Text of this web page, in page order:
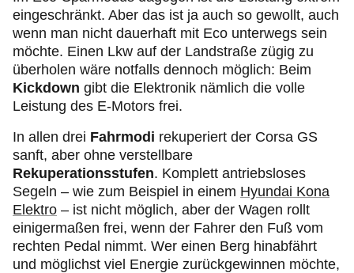
eingeschränkt. Aber das ist ja auch so gewollt, auch
wenn man nicht dauerhaft mit Eco unterwegs sein
möchte. Einen Lkw auf der Landstraße zügig zu
überholen wäre notfalls dennoch möglich: Beim
Kickdown gibt die Elektronik nämlich die volle
Leistung des E-Motors frei.
In allen drei Fahrmodi rekuperiert der Corsa GS
sanft, aber ohne verstellbare
Rekuperationsstufen. Komplett antriebsloses
Segeln – wie zum Beispiel in einem Hyundai Kona
Elektro – ist nicht möglich, aber der Wagen rollt
einigermaßen frei, wenn der Fahrer den Fuß vom
rechten Pedal nimmt. Wer einen Berg hinabfährt
und möglichst viel Energie zurückgewinnen möchte,